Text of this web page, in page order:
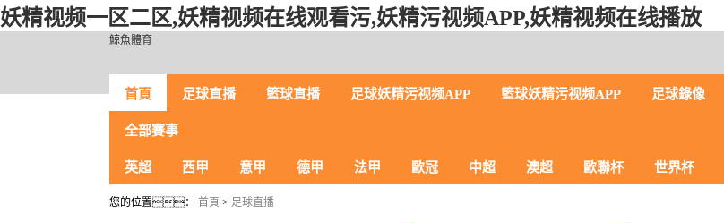
妖精视频一区二区,妖精视频在线观看污,妖精污视频APP,妖精视频在线播放
鯨魚體育
首頁 足球直播 籃球直播 足球妖精污视频APP 籃球妖精污视频APP 足球錄像
全部賽事
英超 西甲 意甲 德甲 法甲 歐冠 中超 澳超 歐聯杯 世界杯
您的位置： 首頁 > 足球直播